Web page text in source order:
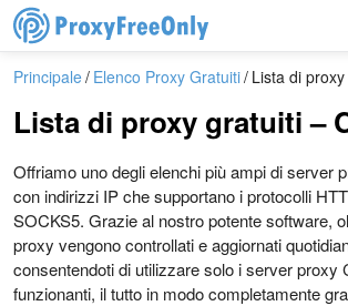
Principale Elenco Proxy Gratuiti Lista di
Lista di proxy gratuiti –
Offriamo uno degli elenchi più ampi di server
con indirizzi IP che supportano i protocolli
SOCKS5. Grazie al nostro potente software,
proxy vengono controllati e aggiornati
consentendoti di utilizzare solo i server proxy
funzionanti, il tutto in modo completamente